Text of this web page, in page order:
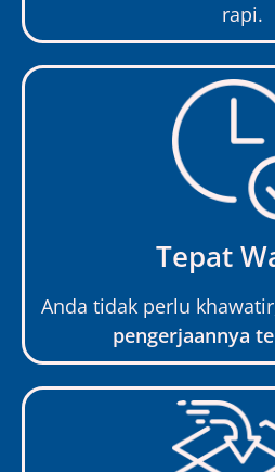
rapi.
Tepat
Anda tidak perlu
pengerjaannya